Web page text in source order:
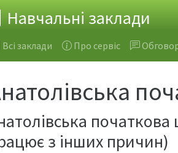
Навчальні заклади
Всі заклади Про сервіс
з інших причин)